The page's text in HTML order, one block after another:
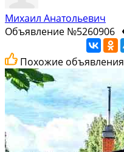
Михаил Анатольевич
Объявление №5260906
Похожие объявления